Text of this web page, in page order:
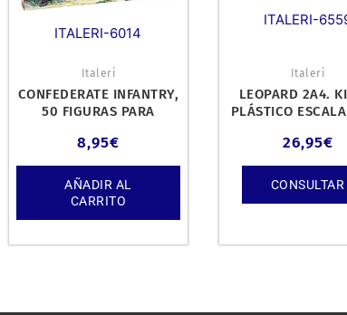
ITALERI-6014
Italeri
CONFEDERATE INFANTRY,
50 FIGURAS PARA
8,95€
AÑADIR AL
CARRITO
ITALERI-
Italeri
LEOPARD 2A4.
PLÁSTICO
26,95€
CONSULTAR